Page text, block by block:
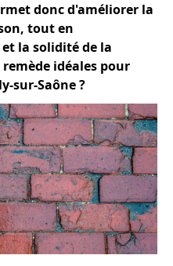
donc d'améliorer la
tout en
la solidité de la
idéales pour
sur-Saône ?